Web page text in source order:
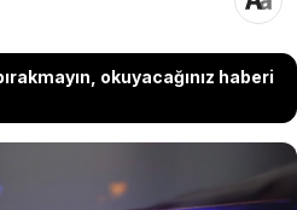
okuyacağınız haberi